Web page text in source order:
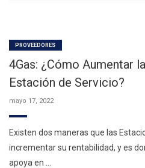
PROVEEDORES
4Gas: ¿Cómo Aumentar
Estación de Servicio?
mayo 17, 2022
Existen dos maneras que las
incrementar su rentabilidad, y es
apoya en …